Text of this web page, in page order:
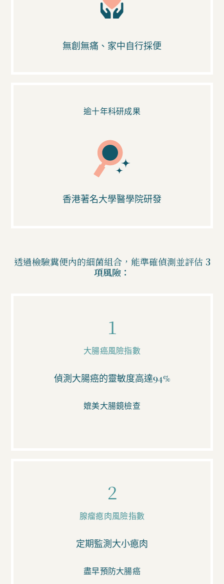
無創無痛、家中自行採便
逾十年科研成果
香港著名大學醫學院研發
透過檢驗糞便內的細菌組合，能準確偵測並評估 3
項風險：
1
大腸癌風險指數
偵測大腸癌的靈敏度高達94%
媲美大腸鏡檢查
2
腺瘤瘜肉風險指數
定期監測大小瘜肉
盡早預防大腸癌